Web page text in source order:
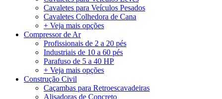
Cavaletes para Veículos Pesados
Cavaletes Colhedora de Cana
+ Veja mais opções
Compressor de Ar
Profissionais de 2 a 20 pés
Industriais de 10 a 60 pés
Parafuso de 5 a 40 HP
+ Veja mais opções
Construção Civil
Caçambas para Retroescavadeiras
Alisadoras de Concreto